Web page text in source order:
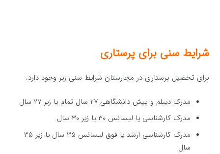
شرایط سنی برای پرستاری
برای تحصیل پرستاری در مجارستان شرایط سنی زیر وجود دارد:
مدرک دیپلم و پیش دانشگاهی ۲۷ سال تمام یا زیر ۲۷ سال
مدرک کارشناسی یا لیسانس ۳۰ یا زیر ۳۰ سال
مدرک کارشناسی ارشد یا فوق لیسانس ۳۵ سال یا زیر ۳۵
سال